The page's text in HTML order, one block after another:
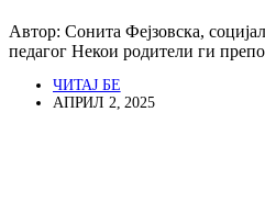
Автор: Сонита Фејзовска,
педагог Некои родители ги
ЧИТАЈ БЕ
АПРИЛ 2, 2025